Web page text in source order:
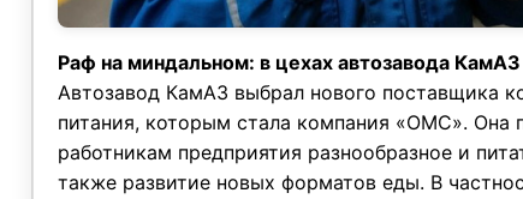
Раф на миндальном: в цехах автозавода
Автозавод КамАЗ выбрал нового поставщика
питания, которым стала компания «ОМС». Она
работникам предприятия разнообразное и
также развитие новых форматов еды. В